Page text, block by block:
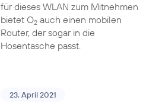
für dieses WLAN zum Mitnehmen
bietet O2auch einen mobilen
Router, der sogar in die
Hosentasche passt.
23. April 2021